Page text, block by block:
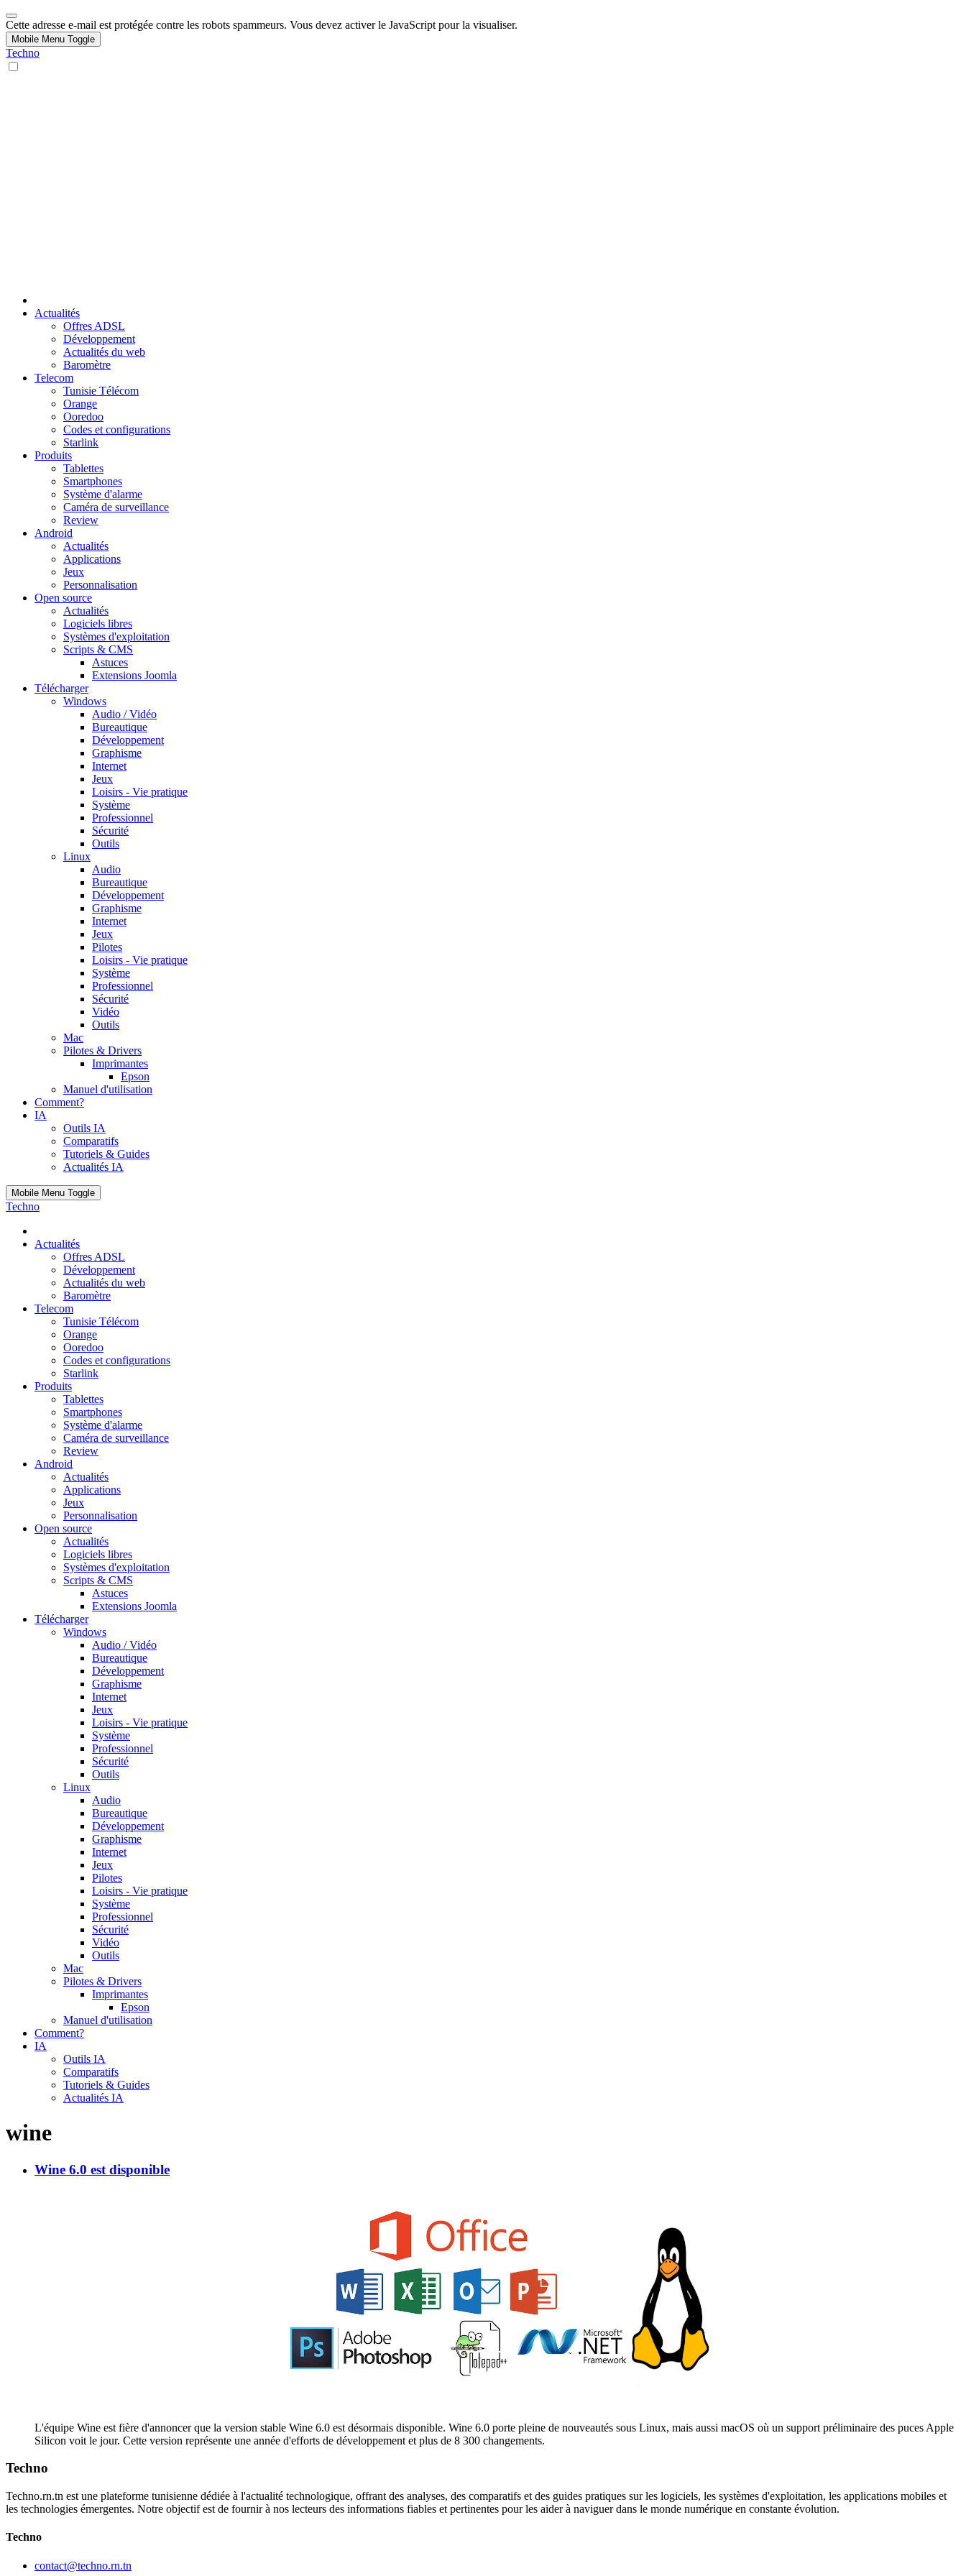
Cette adresse e-mail est protégée contre les robots spammeurs. Vous devez activer le JavaScript pour la visualiser.
Mobile Menu Toggle
Techno
Actualités
Offres ADSL
Développement
Actualités du web
Baromètre
Telecom
Tunisie Télécom
Orange
Ooredoo
Codes et configurations
Starlink
Produits
Tablettes
Smartphones
Système d'alarme
Caméra de surveillance
Review
Android
Actualités
Applications
Jeux
Personnalisation
Open source
Actualités
Logiciels libres
Systèmes d'exploitation
Scripts & CMS
Astuces
Extensions Joomla
Télécharger
Windows
Audio / Vidéo
Bureautique
Développement
Graphisme
Internet
Jeux
Loisirs - Vie pratique
Système
Professionnel
Sécurité
Outils
Linux
Audio
Bureautique
Développement
Graphisme
Internet
Jeux
Pilotes
Loisirs - Vie pratique
Système
Professionnel
Sécurité
Vidéo
Outils
Mac
Pilotes & Drivers
Imprimantes
Epson
Manuel d'utilisation
Comment?
IA
Outils IA
Comparatifs
Tutoriels & Guides
Actualités IA
Mobile Menu Toggle
Techno
Actualités
Offres ADSL
Développement
Actualités du web
Baromètre
Telecom
Tunisie Télécom
Orange
Ooredoo
Codes et configurations
Starlink
Produits
Tablettes
Smartphones
Système d'alarme
Caméra de surveillance
Review
Android
Actualités
Applications
Jeux
Personnalisation
Open source
Actualités
Logiciels libres
Systèmes d'exploitation
Scripts & CMS
Astuces
Extensions Joomla
Télécharger
Windows
Audio / Vidéo
Bureautique
Développement
Graphisme
Internet
Jeux
Loisirs - Vie pratique
Système
Professionnel
Sécurité
Outils
Linux
Audio
Bureautique
Développement
Graphisme
Internet
Jeux
Pilotes
Loisirs - Vie pratique
Système
Professionnel
Sécurité
Vidéo
Outils
Mac
Pilotes & Drivers
Imprimantes
Epson
Manuel d'utilisation
Comment?
IA
Outils IA
Comparatifs
Tutoriels & Guides
Actualités IA
wine
Wine 6.0 est disponible
L'équipe Wine est fière d'annoncer que la version stable Wine 6.0 est désormais disponible. Wine 6.0 porte pleine de nouveautés sous Linux, mais aussi macOS où un support préliminaire des puces Apple
Silicon voit le jour. Cette version représente une année d'efforts de développement et plus de 8 300 changements.
Techno
Techno.rn.tn est une plateforme tunisienne dédiée à l'actualité technologique, offrant des analyses, des comparatifs et des guides pratiques sur les logiciels, les systèmes d'exploitation, les applications mobiles et
les technologies émergentes. Notre objectif est de fournir à nos lecteurs des informations fiables et pertinentes pour les aider à naviguer dans le monde numérique en constante évolution.
Techno
contact@techno.rn.tn